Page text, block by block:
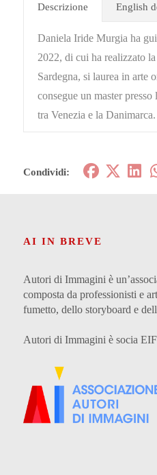
Descrizione English
Daniela Iride Murgia ha
2022, di cui ha realizzato
Sardegna, si laurea in arte
consegue un master
tra Venezia e la Danimarca.
Condividi:
AI IN BREVE
Autori di Immagini è
composta da professionisti e
fumetto, dello storyboard e
Autori di Immagini è socia